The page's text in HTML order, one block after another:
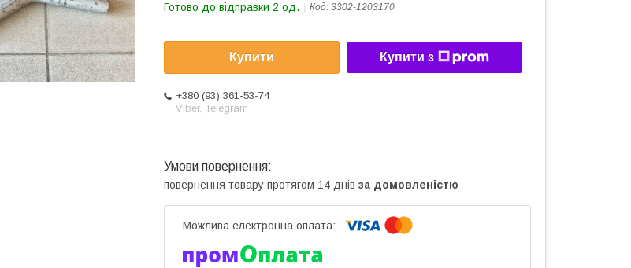
Готово до відправки 2 од. Код: 3302-1203170
Купити Купити з
+380 (93) 361-53-74
Viber, Telegram
повернення товару протягом 14 днів за домовленістю